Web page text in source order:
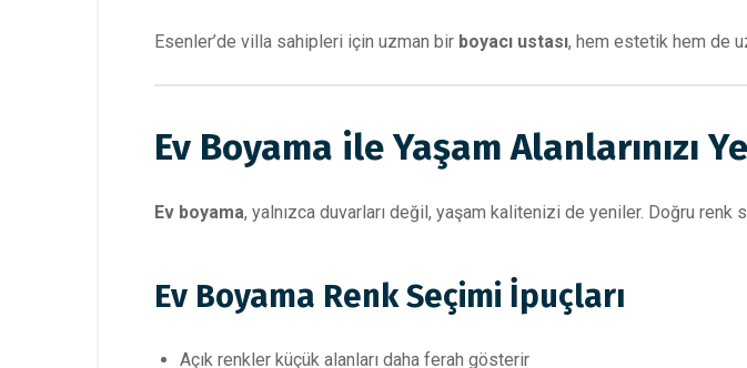
Esenler’de villa sahipleri için uzman bir boyacı ustası, hem estetik hem de
Ev Boyama ile Yaşam Alanlarınızı
Ev boyama, yalnızca duvarları değil, yaşam kalitenizi de yeniler. Doğru renk
Ev Boyama Renk Seçimi İpuçları
Açık renkler küçük alanları daha ferah gösterir